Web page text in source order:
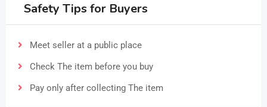
Safety Tips for Buyers
Meet seller at a public place
Check The item before you buy
Pay only after collecting The item